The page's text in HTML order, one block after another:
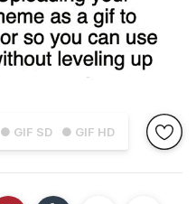
● GIF SD ● GIF HD